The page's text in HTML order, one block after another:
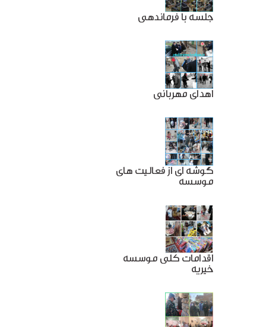
جلسه با فرماندهی
اهدای مهربانی
گوشه ای از فعالیت های
موسسه
اقدامات کلی موسسه
خیریه